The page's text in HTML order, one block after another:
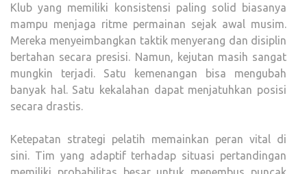
Klub yang memiliki konsistensi paling solid biasanya
mampu menjaga ritme permainan sejak awal musim.
Mereka menyeimbangkan taktik menyerang dan disiplin
bertahan secara presisi. Namun, kejutan masih sangat
mungkin terjadi. Satu kemenangan bisa mengubah
banyak hal. Satu kekalahan dapat menjatuhkan posisi
secara drastis.
Ketepatan strategi pelatih memainkan peran vital di
sini. Tim yang adaptif terhadap situasi pertandingan